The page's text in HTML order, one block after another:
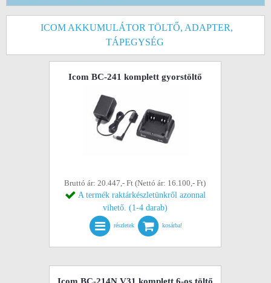
ICOM AKKUMULÁTOR TÖLTŐ, ADAPTER,
TÁPEGYSÉG
Icom BC-241 komplett gyorstöltő
Bruttó ár: 20.447,- Ft (Nettó ár: 16.100,- Ft)
A termék raktárkészletünkről azonnal
vihető. (1-4 darab)
részletek kosárba!